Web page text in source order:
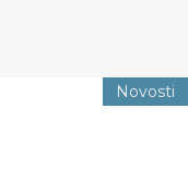
Novosti